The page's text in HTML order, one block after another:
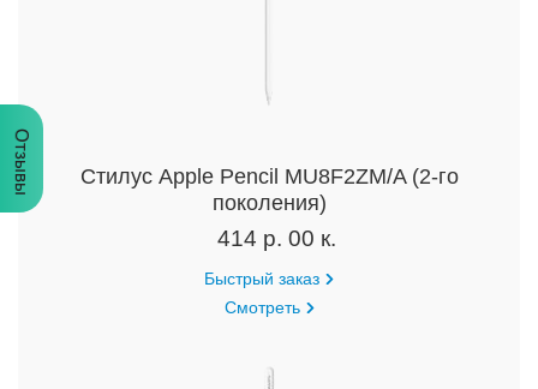
Cтилус Apple Pencil MU8F2ZM/A (2‑го
поколения)
414 р. 00 к.
Быстрый заказ
Смотреть
Отзывы